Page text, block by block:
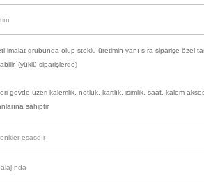
imalat grubunda olup stoklu üretimin yanı sıra siparişe özel
(yüklü siparişlerde)
gövde üzeri kalemlik, notluk, kartlık, isimlik, saat, kalem
sahiptir.
esasdır